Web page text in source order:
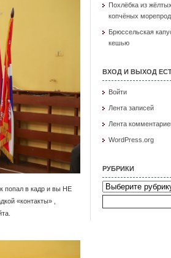
попал в кадр и вы НЕ
«контакты» ,
Похлёбка из
копчёных
Брюссельская
кешью
ВХОД И ВЫХОД
Войти
Лента записей
Лента
WordPress.org
РУБРИКИ
Рубрики
Найти: